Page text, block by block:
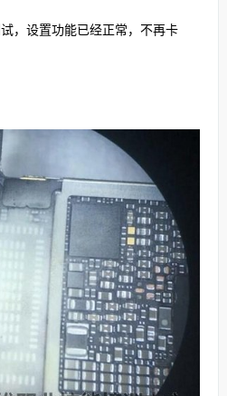
设置功能已经正常，不再卡